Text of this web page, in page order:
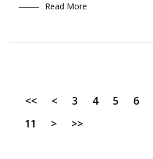
Read More
<< < 3 4 5 6
11
> >>